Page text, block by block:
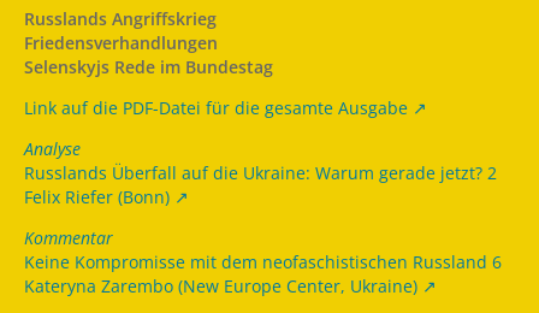
Russlands Angriffskrieg
Friedensverhandlungen
Selenskyjs Rede im Bundestag
Link auf die PDF-Datei für die gesamte Ausgabe
Analyse
Russlands Überfall auf die Ukraine: Warum gerade jetzt? 2
Felix Riefer (Bonn)
Kommentar
Keine Kompromisse mit dem neofaschistischen Russland 6
Kateryna Zarembo (New Europe Center, Ukraine)